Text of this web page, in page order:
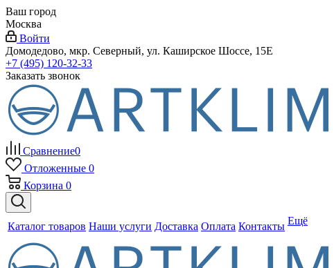
Ваш город
Москва
Войти
Домодедово, мкр. Северный, ул. Каширское Шоссе, 15Е
+7 (495) 120-32-33
Заказать звонок
Сравнение0
Отложенные 0
Корзина 0
Каталог товаров Наши услуги Доставка Оплата Контакты Ещё